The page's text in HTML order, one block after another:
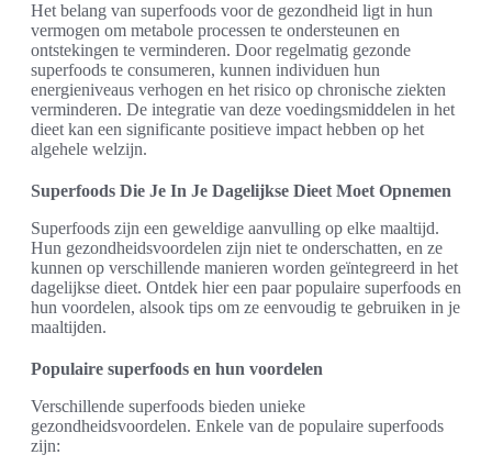
Het belang van superfoods voor de gezondheid ligt in hun
vermogen om metabole processen te ondersteunen en
ontstekingen te verminderen. Door regelmatig gezonde
superfoods te consumeren, kunnen individuen hun
energieniveaus verhogen en het risico op chronische ziekten
verminderen. De integratie van deze voedingsmiddelen in het
dieet kan een significante positieve impact hebben op het
algehele welzijn.
Superfoods Die Je In Je Dagelijkse Dieet Moet Opnemen
Superfoods zijn een geweldige aanvulling op elke maaltijd.
Hun gezondheidsvoordelen zijn niet te onderschatten, en ze
kunnen op verschillende manieren worden geïntegreerd in het
dagelijkse dieet. Ontdek hier een paar populaire superfoods en
hun voordelen, alsook tips om ze eenvoudig te gebruiken in je
maaltijden.
Populaire superfoods en hun voordelen
Verschillende superfoods bieden unieke
gezondheidsvoordelen. Enkele van de populaire superfoods
zijn: